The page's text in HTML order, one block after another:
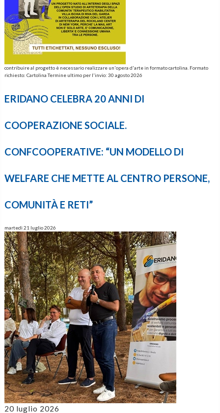
contribuire al progetto è necessario realizzare un'opera d'arte in formato cartolina. Formato
richiesto: Cartolina Termine ultimo per l'invio: 30 agosto 2026
ERIDANO CELEBRA 20 ANNI DI
COOPERAZIONE SOCIALE.
CONFCOOPERATIVE: “UN MODELLO DI
WELFARE CHE METTE AL CENTRO PERSONE,
COMUNITÀ E RETI”
martedì 21 luglio 2026
20 luglio 2026